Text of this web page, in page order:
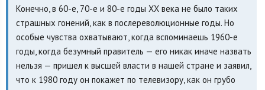
Конечно, в 60-е, 70-е и 80-е годы XX века не было таких
страшных гонений, как в послереволюционные годы. Но
особые чувства охватывают, когда вспоминаешь 1960-е
годы, когда безумный правитель — его никак иначе назвать
нельзя — пришел к высшей власти в нашей стране и заявил,
что к 1980 году он покажет по телевизору, как он грубо